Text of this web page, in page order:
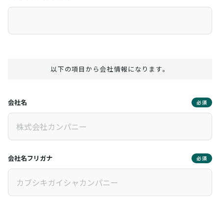
以下の項目から会社情報になります。
会社名 必須
会社名フリガナ 必須